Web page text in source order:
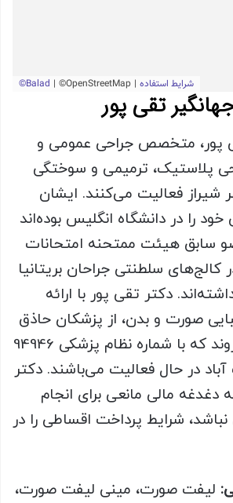
پور، متخصص جراحی عمومی و
پلاستیک، ترمیمی و سوختگی
فعالیت می‌کنند. ایشان
خود را در دانشگاه انگلیس بوده‌اند
سابق هیئت ممتحنه امتحانات
سلطنتی جراحان بریتانیا
دکتر تقی پور با ارائه
صورت و بدن، از پزشکان حاذق
شهر به شمار می‌روند که با شماره نظام پزشکی 94946
در حال فعالیت می‌باشند. دکتر
دغدغه مالی مانعی برای انجام
شرایط پرداخت اقساطی را در
لیفت صورت، مینی لیفت صورت،